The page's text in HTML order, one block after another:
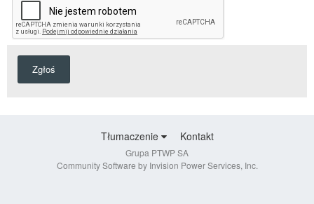
Zgłoś
Tłumaczenie Kontakt
Grupa PTWP SA
Community Software by Invision Power Services, Inc.